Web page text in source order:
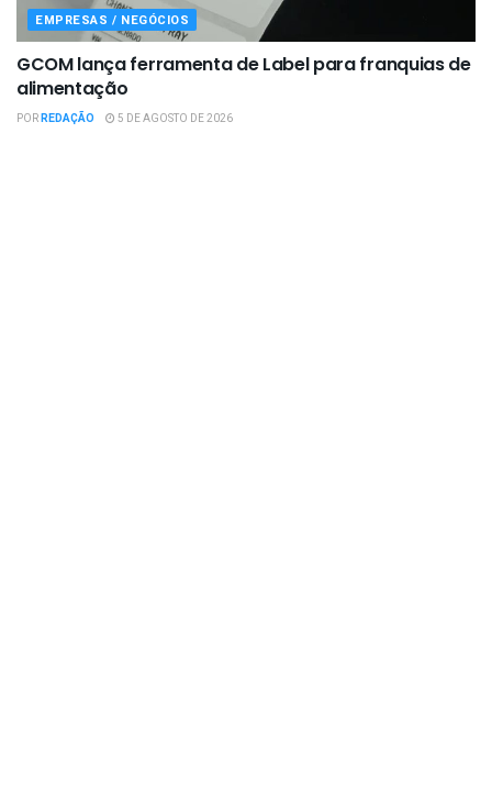
EMPRESAS / NEGÓCIOS
GCOM lança ferramenta de Label para franquias de
alimentação
PORREDAÇÃO 5 DE AGOSTO DE 2026